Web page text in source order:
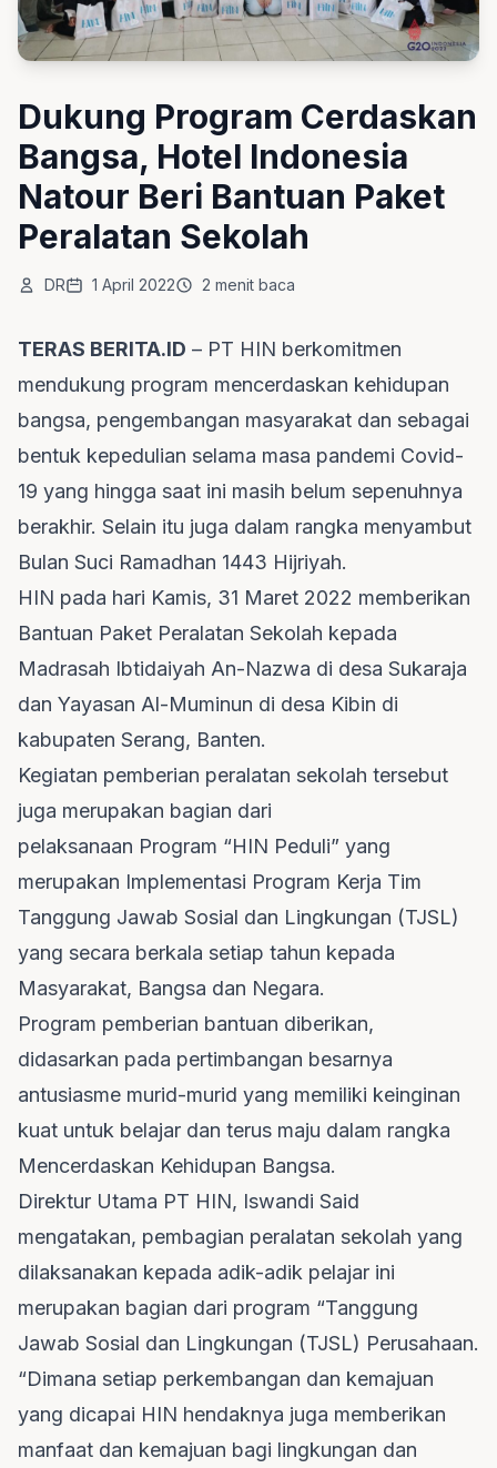
Dukung Program Cerdaskan
Bangsa, Hotel Indonesia
Natour Beri Bantuan Paket
Peralatan Sekolah
DR 1 April 2022 2 menit baca
TERAS BERITA.ID – PT HIN berkomitmen
mendukung program mencerdaskan kehidupan
bangsa, pengembangan masyarakat dan sebagai
bentuk kepedulian selama masa pandemi Covid-
19 yang hingga saat ini masih belum sepenuhnya
berakhir. Selain itu juga dalam rangka menyambut
Bulan Suci Ramadhan 1443 Hijriyah.
HIN pada hari Kamis, 31 Maret 2022 memberikan
Bantuan Paket Peralatan Sekolah kepada
Madrasah Ibtidaiyah An-Nazwa di desa Sukaraja
dan Yayasan Al-Muminun di desa Kibin di
kabupaten Serang, Banten.
Kegiatan pemberian peralatan sekolah tersebut
juga merupakan bagian dari
pelaksanaan Program “HIN Peduli” yang
merupakan Implementasi Program Kerja Tim
Tanggung Jawab Sosial dan Lingkungan (TJSL)
yang secara berkala setiap tahun kepada
Masyarakat, Bangsa dan Negara.
Program pemberian bantuan diberikan,
didasarkan pada pertimbangan besarnya
antusiasme murid-murid yang memiliki keinginan
kuat untuk belajar dan terus maju dalam rangka
Mencerdaskan Kehidupan Bangsa.
Direktur Utama PT HIN, Iswandi Said
mengatakan, pembagian peralatan sekolah yang
dilaksanakan kepada adik-adik pelajar ini
merupakan bagian dari program “Tanggung
Jawab Sosial dan Lingkungan (TJSL) Perusahaan.
“Dimana setiap perkembangan dan kemajuan
yang dicapai HIN hendaknya juga memberikan
manfaat dan kemajuan bagi lingkungan dan